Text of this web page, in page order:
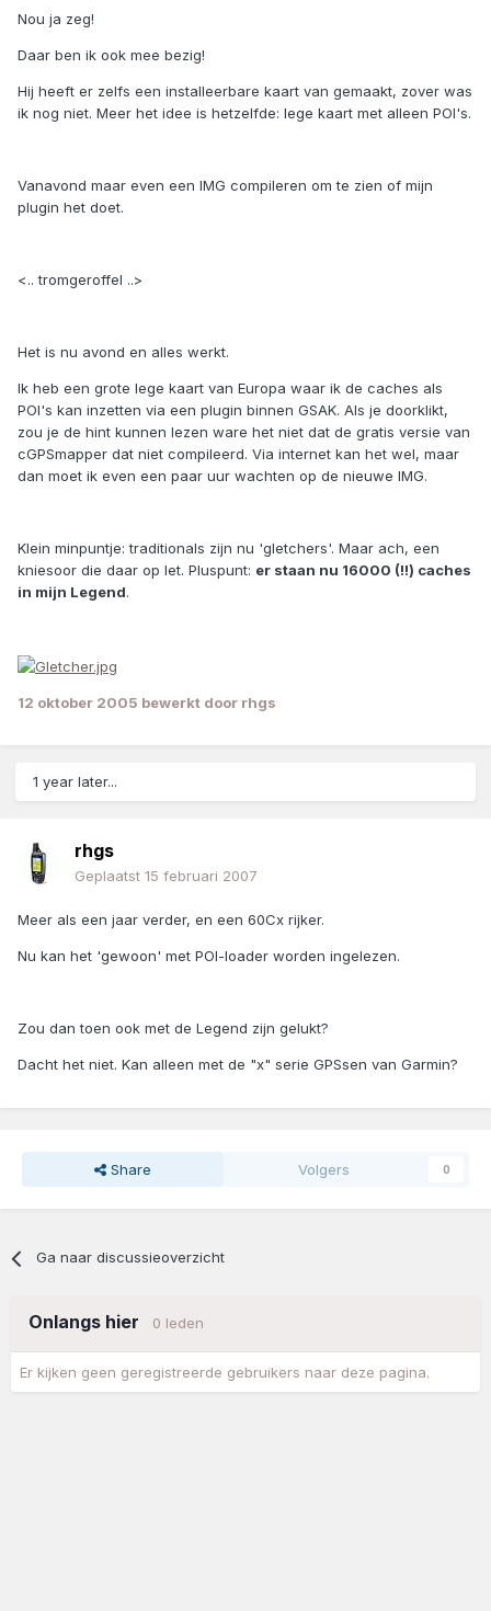
Nou ja zeg!
Daar ben ik ook mee bezig!
Hij heeft er zelfs een installeerbare kaart van gemaakt, zover was
ik nog niet. Meer het idee is hetzelfde: lege kaart met alleen POI's.
Vanavond maar even een IMG compileren om te zien of mijn
plugin het doet.
<.. tromgeroffel ..>
Het is nu avond en alles werkt.
Ik heb een grote lege kaart van Europa waar ik de caches als
POI's kan inzetten via een plugin binnen GSAK. Als je doorklikt,
zou je de hint kunnen lezen ware het niet dat de gratis versie van
cGPSmapper dat niet compileerd. Via internet kan het wel, maar
dan moet ik even een paar uur wachten op de nieuwe IMG.
Klein minpuntje: traditionals zijn nu 'gletchers'. Maar ach, een
kniesoor die daar op let. Pluspunt: er staan nu 16000 (!!) caches
in mijn Legend.
12 oktober 2005 bewerkt door rhgs
1 year later...
rhgs
Geplaatst 15 februari 2007
Meer als een jaar verder, en een 60Cx rijker.
Nu kan het 'gewoon' met POI-loader worden ingelezen.
Zou dan toen ook met de Legend zijn gelukt?
Dacht het niet. Kan alleen met de "x" serie GPSsen van Garmin?
Share Volgers 0
Ga naar discussieoverzicht
Onlangs hier 0 leden
Er kijken geen geregistreerde gebruikers naar deze pagina.